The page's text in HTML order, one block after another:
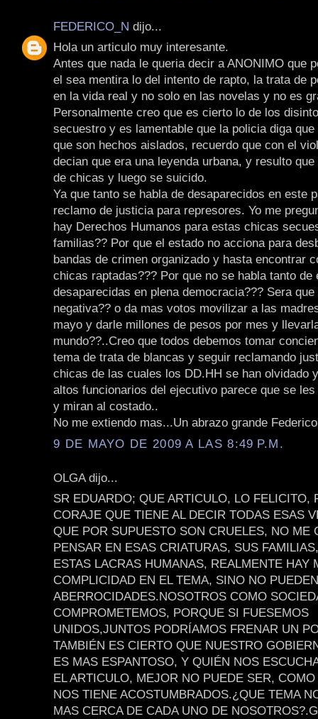
FEDERICO_N dijo...
Hola un articulo muy interesante.
Antes que nada le queria decir a ANONIMO que
el sea mentira lo del intento de rapto, la trata de
en la vida real y no solo en las novelas y no es
Personalmente creo que es cierto lo de los
secuestro y es lamentable que la policia diga
que son hechos aislados, recuerdo que con el
decian que era una leyenda urbana, y resulto
de chicas y luego se suicido.
Ya que tanto se habla de desaparecidos en este
reclamo de justicia para represores. Yo me
hay Derechos Humanos para estas chicas
familias?? Por que el estado no acciona para
bandas de crimen organizado y hasta encontrar
chicas raptadas??? Por que no se habla tanto de
desaparecidas en plena democracia??? Sera que
negativa?? o da mas votos movilizar a las
mayo y darle millones de pesos por mes y
mundo??..Creo que todos debemos tomar
tema de trata de blancas y seguir reclamando
chicas de las cuales los DD.HH se han olvidado
altos funcionarios del ejecutivo parece que se
y miran al costado..
No me extiendo mas...Un abrazo grande Federico
9 DE MAYO DE 2009 A LAS 8:49 P.M.
OLGA dijo...
SR EDUARDO; QUE ARTICULO, LO FELICITO,
CORAJE QUE TIENE AL DECIR TODAS ESAS
QUE POR SUPUESTO SON CRUELES, NO ME
PENSAR EN ESAS CRIATURAS, SUS
ESTAS LACRAS HUMANAS, REALMENTE HAY
COMPLICIDAD EN EL TEMA, SINO NO
ABERROCIDADES.NOSOTROS COMO
COMPROMETEMOS, PORQUE SI FUESEMOS
UNIDOS,JUNTOS PODRÍAMOS FRENAR UN
TAMBIÉN ES CIERTO QUE NUESTRO
ES MAS ESPANTOSO, Y QUIÉN NOS
EL ARTICULO, MEJOR NO PUEDE SER,
NOS TIENE ACOSTUMBRADOS.¿QUE TEMA
MAS CERCA DE CADA UNO DE